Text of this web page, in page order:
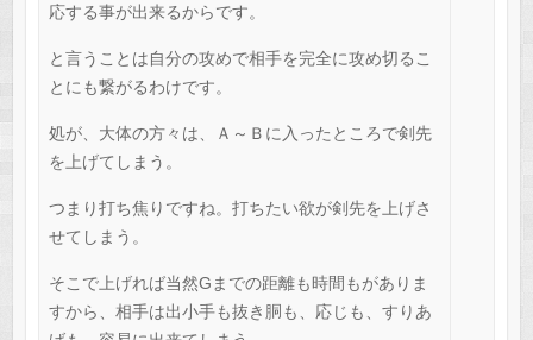
応する事が出来るからです。
と言うことは自分の攻めで相手を完全に攻め切るこ
とにも繋がるわけです。
処が、大体の方々は、Ａ～Ｂに入ったところで剣先
を上げてしまう。
つまり打ち焦りですね。打ちたい欲が剣先を上げさ
せてしまう。
そこで上げれば当然Gまでの距離も時間もがありま
すから、相手は出小手も抜き胴も、応じも、すりあ